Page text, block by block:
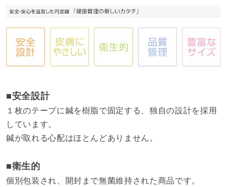
■安全設計
１枚のテープに鍼を樹脂で固定する、独自の設計を採用
しています。
鍼が取れる心配はほとんどありません。
■衛生的
個別包装され、開封まで無菌維持された商品です。